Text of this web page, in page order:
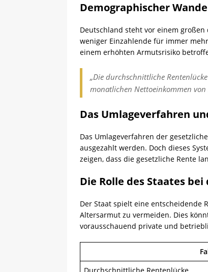
Demographischer
Deutschland steht vor einem
weniger Einzahlende für immer
einem erhöhten Armutsrisiko
„Die durchschnittliche
monatlichen Nettoeinkommen von
Das Umlageverfahren
Das Umlageverfahren der
ausgezahlt werden. Doch dieses
zeigen, dass die gesetzliche Rente
Die Rolle des Staates
Der Staat spielt eine entscheidende
Altersarmut zu vermeiden. Dies
vorausschauend private und